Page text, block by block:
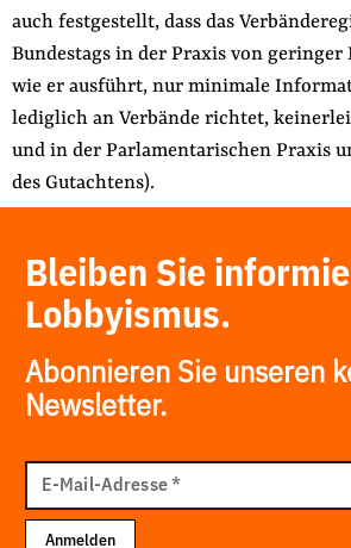
auch festgestellt, dass das
Bundestags in der Praxis von geringer
wie er ausführt, nur minimale
lediglich an Verbände richtet,
und in der Parlamentarischen Praxis
des Gutachtens).
Bleiben Sie
Lobbyismus.
Abonnieren Sie unseren
Newsletter.
Mail
Adresse
E-Mail-Adresse*
Anmelden